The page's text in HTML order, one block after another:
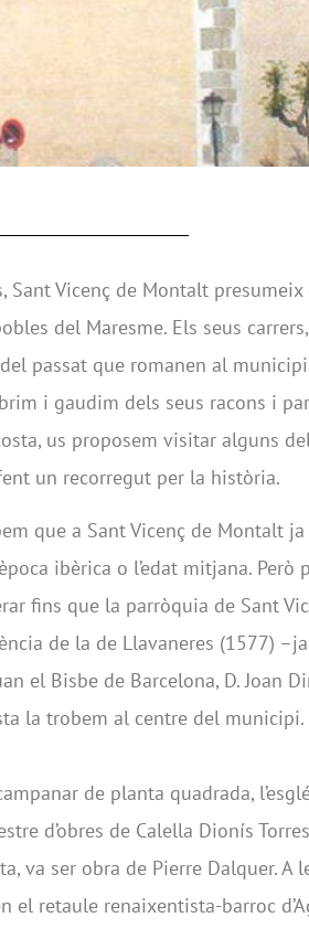
Vicenç de Montalt presumeix
del Maresme. Els seus
passat que romanen al
i gaudim dels seus racons i
us proposem visitar alguns
un recorregut per la història.
que a Sant Vicenç de Montalt
ibèrica o l’edat mitjana. Però
fins que la parròquia de Sant
de la de Llavaneres (1577)
el Bisbe de Barcelona, D. Joan
la trobem al centre del municipi.
de planta quadrada,
d’obres de Calella Dionís
va ser obra de Pierre Dalquer. A
el retaule renaixentista-barroc